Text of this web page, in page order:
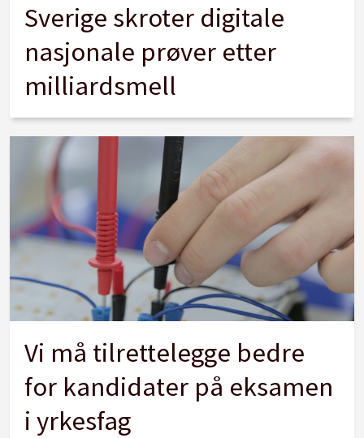
Sverige skroter digitale
nasjonale prøver etter
milliardsmell
Vi må tilrettelegge bedre
for kandidater på eksamen
i yrkesfag